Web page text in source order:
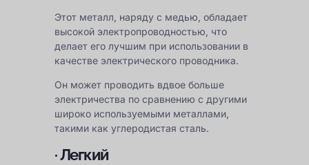
Этот металл, наряду с медью, обладает
высокой электропроводностью, что
делает его лучшим при использовании в
качестве электрического проводника.
Он может проводить вдвое больше
электричества по сравнению с другими
широко используемыми металлами,
такими как углеродистая сталь.
· Легкий